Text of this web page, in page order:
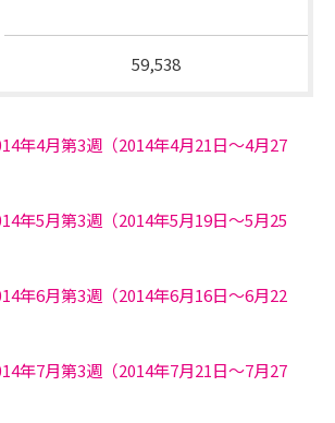
59,538
年4月第3週（2014年4月21日～4月27
年5月第3週（2014年5月19日～5月25
年6月第3週（2014年6月16日～6月22
年7月第3週（2014年7月21日～7月27